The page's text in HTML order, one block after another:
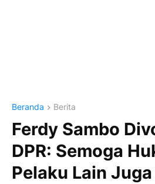
Beranda Berita
Ferdy Sambo
DPR: Semoga
Pelaku Lain